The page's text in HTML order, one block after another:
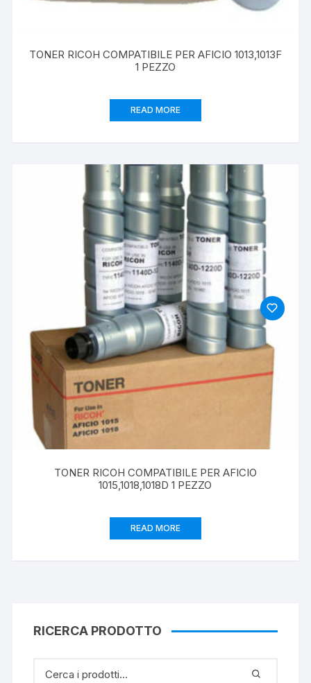
TONER RICOH COMPATIBILE PER AFICIO 1013,1013F
1 PEZZO
READ MORE
TONER RICOH COMPATIBILE PER AFICIO
1015,1018,1018D 1 PEZZO
READ MORE
RICERCA PRODOTTO